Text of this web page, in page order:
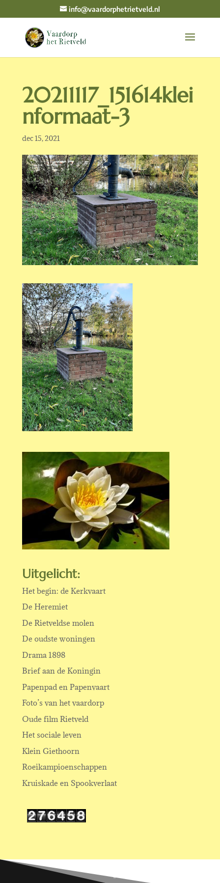
info@vaardorphetrietveld.nl
20211117_151614klei
nformaat-3
dec 15, 2021
Uitgelicht:
Het begin: de Kerkvaart
De Heremiet
De Rietveldse molen
De oudste woningen
Drama 1898
Brief aan de Koningin
Papenpad en Papenvaart
Foto’s van het vaardorp
Oude film Rietveld
Het sociale leven
Klein Giethoorn
Roeikampioenschappen
Kruiskade en Spookverlaat